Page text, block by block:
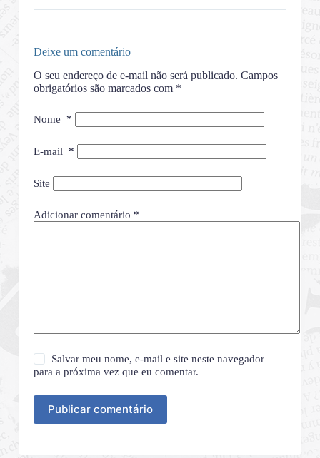
Deixe um comentário
O seu endereço de e-mail não será publicado. Campos
obrigatórios são marcados com *
Nome *
E-mail *
Site
Adicionar comentário *
Salvar meu nome, e-mail e site neste navegador
para a próxima vez que eu comentar.
Publicar comentário